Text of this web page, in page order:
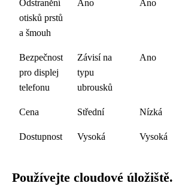
Odstranění
otisků prstů
a šmouh
Ano Ano
Bezpečnost
pro displej
telefonu
Závisí na
typu
ubrousků
Ano
Cena Střední Nízká
Dostupnost Vysoká Vysoká
Používejte cloudové úložiště.